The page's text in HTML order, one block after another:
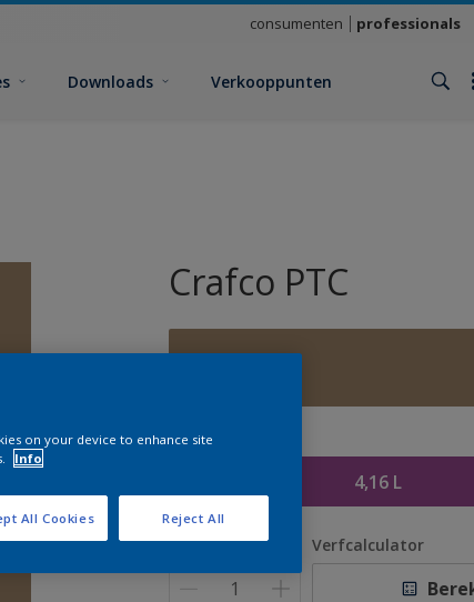
consumenten professionals
Downloads Verkooppunten
Crafco PTC
E8.20.50
Grootte
4,16 L
Aantal Verfcalculator
on your device to enhance site
Info
Reject All
All Cookies